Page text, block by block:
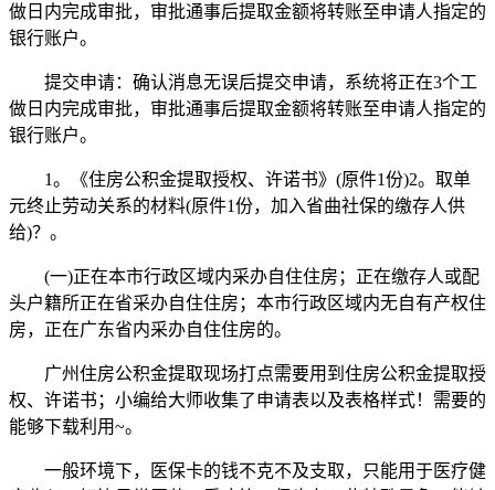
做日内完成审批，审批通事后提取金额将转账至申请人指定的
银行账户。
提交申请：确认消息无误后提交申请，系统将正在3个工
做日内完成审批，审批通事后提取金额将转账至申请人指定的
银行账户。
1。《住房公积金提取授权、许诺书》(原件1份)2。取单
元终止劳动关系的材料(原件1份，加入省曲社保的缴存人供
给)？。
(一)正在本市行政区域内采办自住住房；正在缴存人或配
头户籍所正在省采办自住住房；本市行政区域内无自有产权住
房，正在广东省内采办自住住房的。
广州住房公积金提取现场打点需要用到住房公积金提取授
权、许诺书；小编给大师收集了申请表以及表格样式！需要的
能够下载利用~。
一般环境下，医保卡的钱不克不及支取，只能用于医疗健